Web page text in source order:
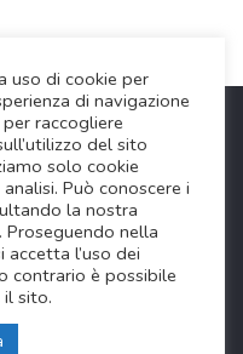
Distribution Srl - P.I.
Tutti i marchi, i prodotti e i
registrati dai legittimi
citati solamente al fine
di preavviso, quindi
costruttori.
uso di cookie per
di navigazione
raccogliere
del sito
solo cookie
Può conoscere i
la nostra
. Proseguendo nella
accetta l’uso dei
contrario è possibile
sito.